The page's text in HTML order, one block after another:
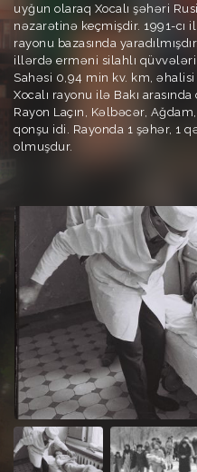
uyğun olaraq Xocalı şəhəri
nəzarətinə keçmişdir. 1991-cı
rayonu bazasında
illərdə erməni silahlı
Sahəsi 0,94 min kv. km,
Xocalı rayonu ilə Bakı
Rayon Laçın, Kəlbəcər,
qonşu idi. Rayonda 1 şəhər, 1
olmuşdur.